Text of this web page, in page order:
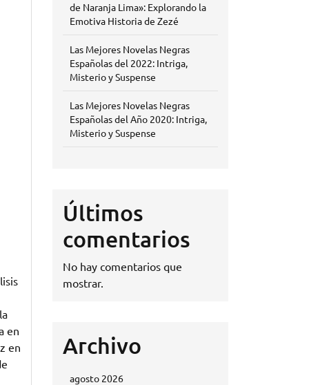
en
en
de Naranja Lima»: Explorando la
Emotiva Historia de Zezé
Las Mejores Novelas Negras
Españolas del 2022: Intriga,
Misterio y Suspense
Las Mejores Novelas Negras
Españolas del Año 2020: Intriga,
Misterio y Suspense
Últimos
comentarios
No hay comentarios que
mostrar.
Archivo
agosto 2026